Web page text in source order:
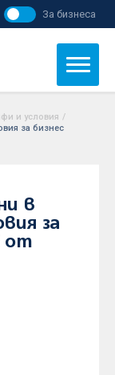
За бизнеса
и условия /
за бизнес
в
за
от